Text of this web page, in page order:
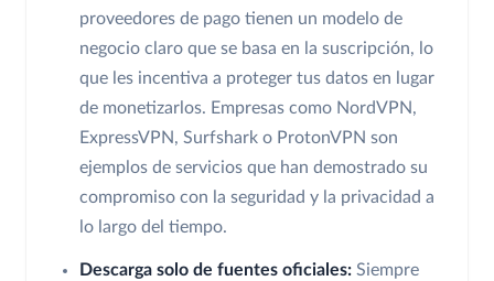
proveedores de pago tienen un modelo de
negocio claro que se basa en la suscripción, lo
que les incentiva a proteger tus datos en lugar
de monetizarlos. Empresas como NordVPN,
ExpressVPN, Surfshark o ProtonVPN son
ejemplos de servicios que han demostrado su
compromiso con la seguridad y la privacidad a
lo largo del tiempo.
Descarga solo de fuentes oficiales: Siempre